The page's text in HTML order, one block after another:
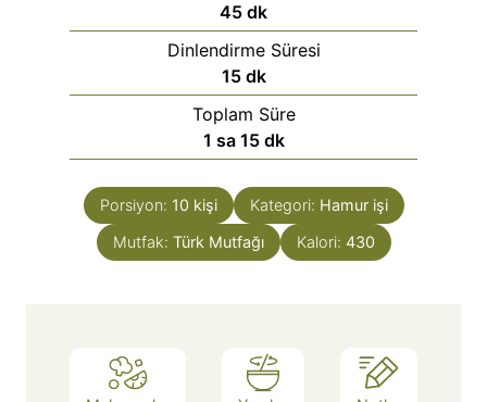
45 dk
Dinlendirme Süresi
15 dk
Toplam Süre
1 sa 15 dk
Porsiyon: 10 kişi Kategori: Hamur işi
Mutfak: Türk Mutfağı Kalori: 430